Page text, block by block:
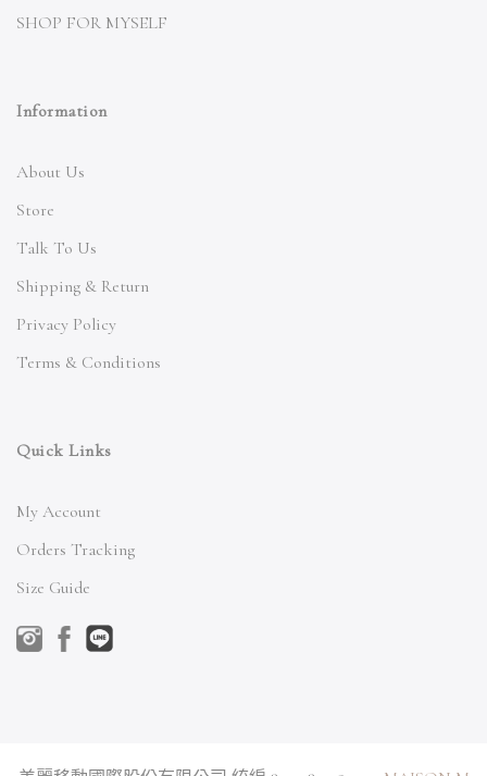
SHOP FOR MYSELF
Information
About Us
Store
Talk To Us
Shipping & Return
Privacy Policy
Terms & Conditions
Quick Links
My Account
Orders Tracking
Size Guide